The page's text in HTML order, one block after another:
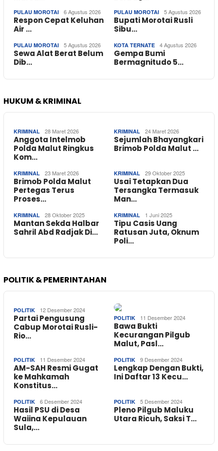
PULAU MOROTAI 6 Agustus 2026
Respon Cepat Keluhan
Air …
PULAU MOROTAI 5 Agustus 2026
Bupati Morotai Rusli
Sibu…
PULAU MOROTAI 5 Agustus 2026
Sewa Alat Berat Belum
Dib…
KOTA TERNATE 4 Agustus 2026
Gempa Bumi
Bermagnitudo 5…
HUKUM & KRIMINAL
KRIMINAL 28 Maret 2026
Anggota Intelmob
Polda Malut Ringkus
Kom…
KRIMINAL 24 Maret 2026
Sejumlah Bhayangkari
Brimob Polda Malut …
KRIMINAL 23 Maret 2026
Brimob Polda Malut
Pertegas Terus
Proses…
KRIMINAL 29 Oktober 2025
Usai Tetapkan Dua
Tersangka Termasuk
Man…
KRIMINAL 28 Oktober 2025
Mantan Sekda Halbar
Sahril Abd Radjak Di…
KRIMINAL 1 Juni 2025
Tipu Casis Uang
Ratusan Juta, Oknum
Poli…
POLITIK & PEMERINTAHAN
POLITIK 12 Desember 2024
Partai Pengusung
Cabup Morotai Rusli-
Rio…
POLITIK 11 Desember 2024
Bawa Bukti
Kecurangan Pilgub
Malut, Pasl…
POLITIK 11 Desember 2024
AM-SAH Resmi Gugat
ke Mahkamah
Konstitus…
POLITIK 9 Desember 2024
Lengkap Dengan Bukti,
Ini Daftar 13 Kecu…
POLITIK 6 Desember 2024
Hasil PSU di Desa
Waiina Kepulauan
Sula,…
POLITIK 5 Desember 2024
Pleno Pilgub Maluku
Utara Ricuh, Saksi T…